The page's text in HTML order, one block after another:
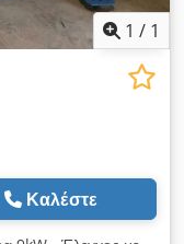
1 / 1
Καλέστε